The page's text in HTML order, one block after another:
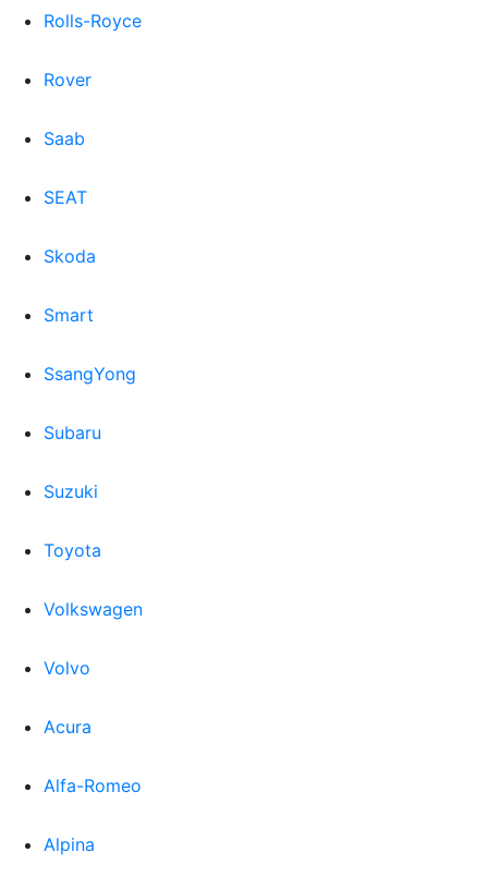
Rolls-Royce
Rover
Saab
SEAT
Skoda
Smart
SsangYong
Subaru
Suzuki
Toyota
Volkswagen
Volvo
Acura
Alfa-Romeo
Alpina